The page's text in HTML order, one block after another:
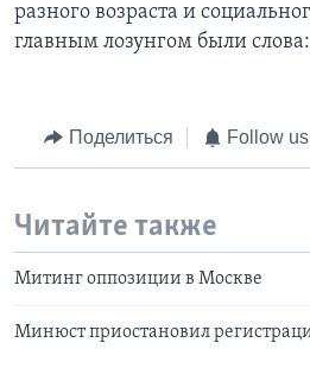
разного возраста и
главным лозунгом были
Поделиться Follow us
Читайте также
Митинг оппозиции в Москве
Минюст приостановил